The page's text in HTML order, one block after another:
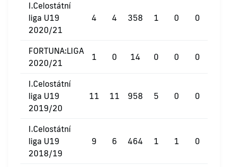
I.Celostátní
liga U19
2020/21
4 4 358 1 0 0
FORTUNA:LIGA
2020/21
1 0 14 0 0 0
I.Celostátní
liga U19
2019/20
11 11 958 5 0 0
I.Celostátní
liga U19
2018/19
9 6 464 1 1 0